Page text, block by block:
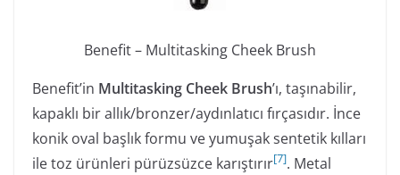
Benefit – Multitasking Cheek Brush
Benefit’in Multitasking Cheek Brush’ı, taşınabilir,
kapaklı bir allık/bronzer/aydınlatıcı fırçasıdır. İnce
konik oval başlık formu ve yumuşak sentetik kılları
ile toz ürünleri pürüzsüzce karıştırır[7]. Metal